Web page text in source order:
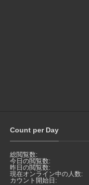
Count per Day
総閲覧数:
今日の閲覧数:
昨日の閲覧数:
現在オンライン中の人数:
カウント開始日: